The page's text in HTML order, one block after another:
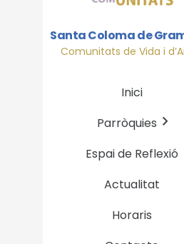
Santa Coloma de
Comunitats de Vida i
Inici
Parròquies
Espai de Reflexió
Actualitat
Horaris